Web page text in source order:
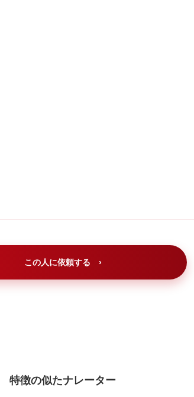
この人に依頼する ›
特徴の似たナレーター